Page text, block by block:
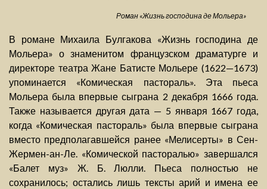
Роман «Жизнь господина де Мольера»
В романе Михаила Булгакова «Жизнь господина де
Мольера» о знаменитом французском драматурге и
директоре театра Жане Батисте Мольере (1622—1673)
упоминается «Комическая пастораль». Эта пьеса
Мольера была впервые сыграна 2 декабря 1666 года.
Также называется другая дата — 5 января 1667 года,
когда «Комическая пастораль» была впервые сыграна
вместо предполагавшейся ранее «Мелисерты» в Сен-
Жермен-ан-Ле. «Комической пасторалью» завершался
«Балет муз» Ж. Б. Люлли. Пьеса полностью не
сохранилось; остались лишь тексты арий и имена ее